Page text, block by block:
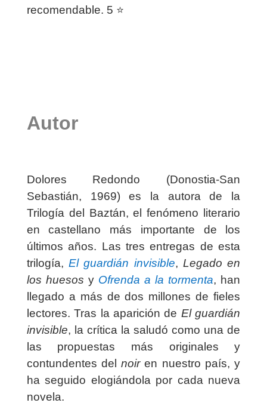
recomendable. 5 ⭐️
Autor
Dolores Redondo (Donostia-San
Sebastián, 1969) es la autora de la
Trilogía del Baztán, el fenómeno literario
en castellano más importante de los
últimos años. Las tres entregas de esta
trilogía,El guardián invisible, Legado en
los huesos y Ofrenda a la tormenta, han
llegado a más de dos millones de fieles
lectores. Tras la aparición de El guardián
invisible, la crítica la saludó como una de
las propuestas más originales y
contundentes delnoiren nuestro país, y
ha seguido elogiándola por cada nueva
novela.